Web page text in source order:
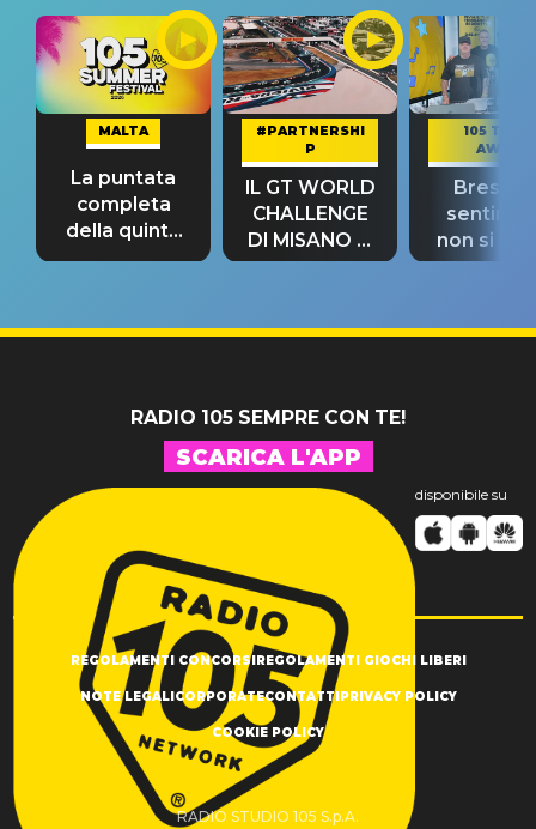
MALTA
La puntata
completa
della quinta
tappa
#PARTNERSHI
P
IL GT WORLD
CHALLENGE
DI MISANO si
riconferma
105 TAKE
AWAY
Bresh:
non si
fino alla
RADIO 105 SEMPRE CON TE!
SCARICA L'APP
disponibile su
REGOLAMENTI CONCORSI REGOLAMENTI GIOCHI LIBERI
NOTE LEGALI CORPORATECONTATTI PRIVACY POLICY
COOKIE POLICY
RADIO STUDIO 105 S.p.A.